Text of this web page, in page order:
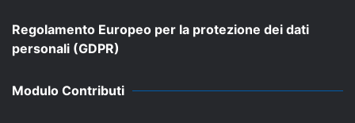
Regolamento Europeo per la protezione dei dati
personali (GDPR)
Modulo Contributi